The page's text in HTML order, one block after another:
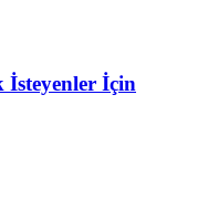
İsteyenler İçin